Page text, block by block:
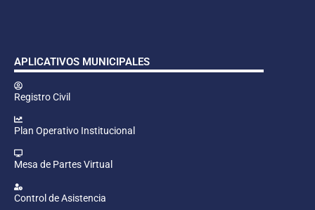
APLICATIVOS MUNICIPALES
Registro Civil
Plan Operativo Institucional
Mesa de Partes Virtual
Control de Asistencia